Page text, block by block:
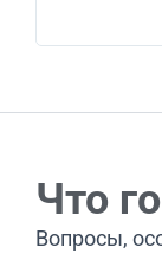
Что
Вопросы,